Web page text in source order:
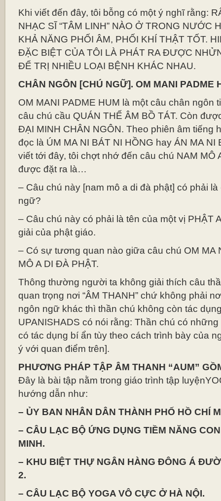
Khi viết đến đây, tôi bỗng có một ý nghĩ rằng:
NHẠC SĨ “TÂM LINH” NÀO Ở TRONG NƯỚC
KHẢ NĂNG PHỐI ÂM, PHỐI KHÍ THẬT TỐT.
ĐẶC BIỆT CỦA TÔI LÀ PHÁT RA ĐƯỢC
ĐỂ TRỊ NHIỀU LOẠI BỆNH KHÁC NHAU.
CHÂN NGÔN [CHÚ NGỮ]. OM MANI PADME
OM MANI PADME HUM là một câu chân ngôn
câu chú cầu QUÁN THẾ ÂM BỒ TÁT. Còn
ĐẠI MINH CHÂN NGÔN. Theo phiên âm tiếng
đọc là ÚM MA NI BÁT NI HỒNG hay ÁN MA NI
viết tới đây, tôi chợt nhớ đến câu chú NAM MÔ
được đặt ra là…
– Câu chú này [nam mô a di đà phật] có phải
ngữ?
– Câu chú này có phải là tên của một vị PHẬT
giải của phật giáo.
– Có sự tương quan nào giữa câu chú OM MA
MÔ A DI ĐÀ PHẬT.
Thông thường người ta không giải thích câu
quan trọng nơi “ÂM THANH” chứ không phải
ngôn ngữ khác thì thần chú không còn tác
UPANISHADS có nói rằng: Thần chú có
có tác dụng bí ẩn tùy theo cách trình bày của
ý với quan điểm trên].
PHƯƠNG PHÁP TẬP ÂM THANH “AUM”
Đây là bài tập nằm trong giáo trình tập
hướng dẫn như:
– ỦY BAN NHÂN DÂN THÀNH PHỐ HỒ CHÍ
– CÂU LẠC BỘ ỨNG DỤNG TIỀM NĂNG
MINH.
– KHU BIỆT THỰ NGÂN HÀNG ĐÔNG Á
2.
– CÂU LẠC BỘ YOGA VÔ CỰC Ở HÀ NỘI.